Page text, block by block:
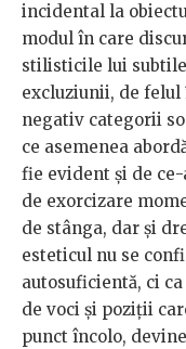
incidental la
modul în care
stilisticile lui
excluziunii, de felul
negativ categorii
ce asemenea
fie evident și de
de exorcizare
de stânga, dar și
esteticul nu se
autosuficientă, ci
de voci și poziții
punct încolo,